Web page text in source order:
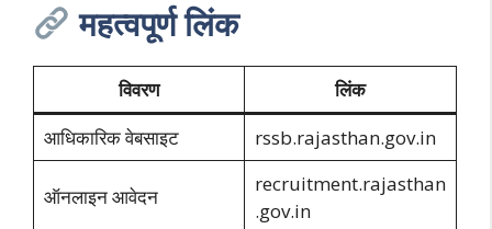
महत्वपूर्ण लिंक
विवरण
लिंक
आधिकारिक वेबसाइट
rssb.rajasthan.gov.in
ऑनलाइन आवेदन
recruitment.rajasthan
.gov.in